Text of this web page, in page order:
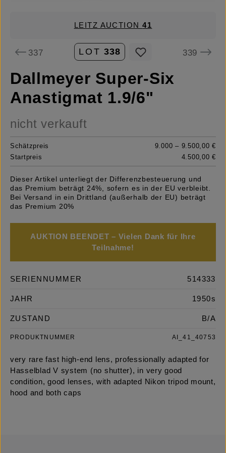
LEITZ AUCTION41
337 LOT 338 339
Dallmeyer Super-Six
Anastigmat 1.9/6"
nicht verkauft
Schätzpreis
9.000 – 9.500,00 €
Startpreis
4.500,00 €
Dieser Artikel unterliegt der Differenzbesteuerung und
das Premium beträgt 24%, sofern es in der EU verbleibt.
Bei Versand in ein Drittland (außerhalb der EU) beträgt
das Premium 20%
AUKTION BEENDET – Vielen Dank für Ihre
Teilnahme!
SERIENNUMMER 514333
JAHR 1950s
ZUSTAND B/A
PRODUKTNUMMER AI_41_40753
very rare fast high-end lens, professionally adapted for
Hasselblad V system (no shutter), in very good
condition, good lenses, with adapted Nikon tripod mount,
hood and both caps